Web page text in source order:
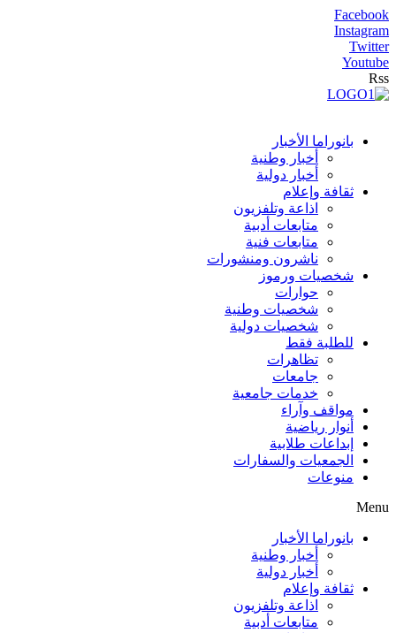
Facebook
Instagram
Twitter
Youtube
Rss
بانوراما الأخبار
أخبار وطنية
أخبار دولية
ثقافة وإعلام
اذاعة وتلفزيون
متابعات أدبية
متابعات فنية
ناشرون ومنشورات
شخصيات ورموز
حوارات
شخصيات وطنية
شخصيات دولية
للطلبة فقط
تظاهرات
جامعات
خدمات جامعية
مواقف وآراء
أنوار رياضية
إبداعات طلابية
الجمعيات والسفارات
منوعات
Menu
بانوراما الأخبار
أخبار وطنية
أخبار دولية
ثقافة وإعلام
اذاعة وتلفزيون
متابعات أدبية